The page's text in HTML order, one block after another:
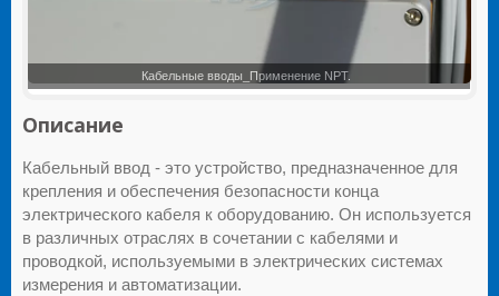
Описание
Кабельный ввод - это устройство, предназначенное для
крепления и обеспечения безопасности конца
электрического кабеля к оборудованию. Он используется
в различных отраслях в сочетании с кабелями и
проводкой, используемыми в электрических системах
измерения и автоматизации.